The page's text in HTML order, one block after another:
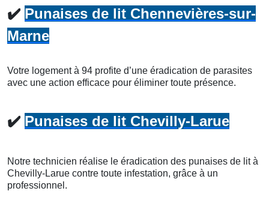
✔️ Punaises de lit Chennevières-sur-
Marne
Votre logement à 94 profite d’une éradication de parasites
avec une action efficace pour éliminer toute présence.
✔️ Punaises de lit Chevilly-Larue
Notre technicien réalise le éradication des punaises de lit à
Chevilly-Larue contre toute infestation, grâce à un
professionnel.